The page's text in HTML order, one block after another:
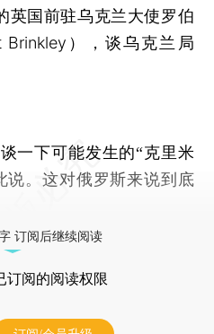
英国前驻乌克兰大使罗伯
），谈乌克兰局
一下可能发生的“克里米
说。这对俄罗斯来说到底
订阅后继续阅读
订阅的阅读权限